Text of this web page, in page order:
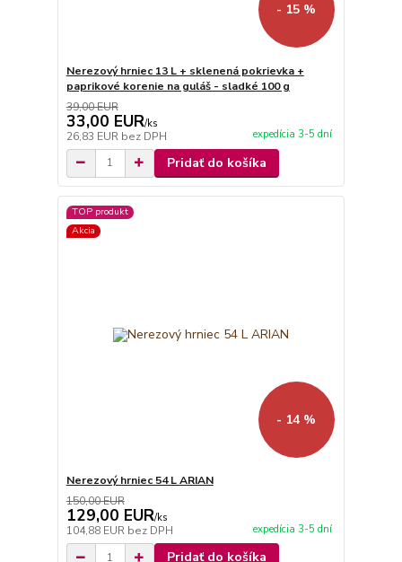
- 15 %
Nerezový hrniec 13 L + sklenená pokrievka +
paprikové korenie na guláš - sladké 100 g
39,00 EUR
33,00 EUR/ks
26,83 EUR bez DPH expedícia 3-5 dní
Pridať do košíka
TOP produkt
Akcia
- 14 %
Nerezový hrniec 54 L ARIAN
150,00 EUR
129,00 EUR/ks
104,88 EUR bez DPH expedícia 3-5 dní
Pridať do košíka